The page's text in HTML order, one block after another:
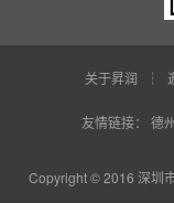
关于昇润
友情链接： 德
Copyright © 2016 深圳